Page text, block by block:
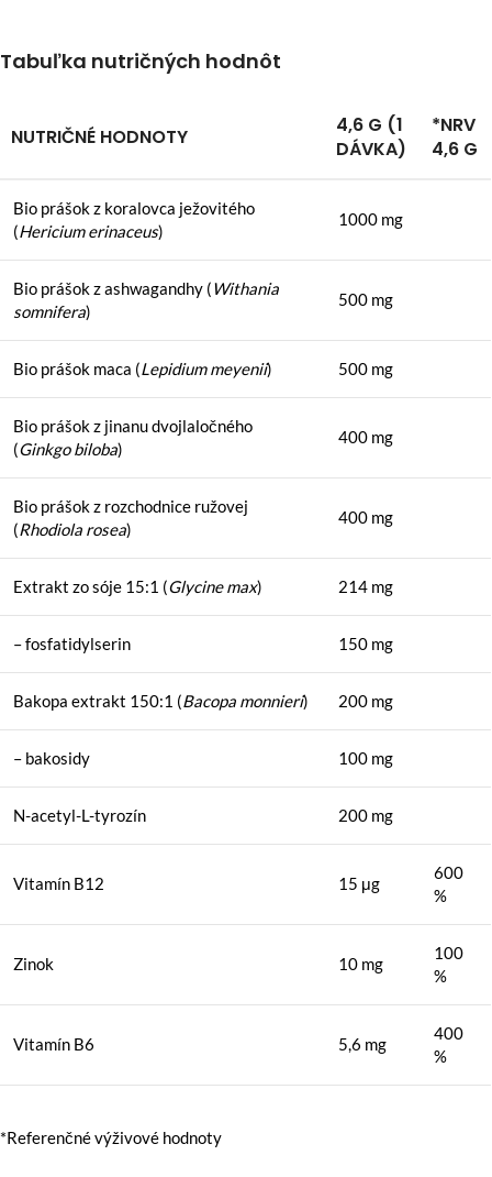
Tabuľka nutričných hodnôt
NUTRIČNÉ HODNOTY
4,6 G (1
DÁVKA)
*NRV
4,6 G
Bio prášok z koralovca ježovitého
(Hericium erinaceus)
1000 mg
Bio prášok z ashwagandhy (Withania
somnifera)
500 mg
Bio prášok maca (Lepidium meyenii) 500 mg
Bio prášok z jinanu dvojlaločného
(Ginkgo biloba)
400 mg
Bio prášok z rozchodnice ružovej
(Rhodiola rosea)
400 mg
Extrakt zo sóje 15:1 (Glycine max) 214 mg
– fosfatidylserin 150 mg
Bakopa extrakt 150:1 (Bacopa monnieri) 200 mg
– bakosidy 100 mg
N-acetyl-L-tyrozín 200 mg
Vitamín B12 15 μg
600
%
Zinok 10 mg
100
%
Vitamín B6 5,6 mg
400
%
*Referenčné výživové hodnoty